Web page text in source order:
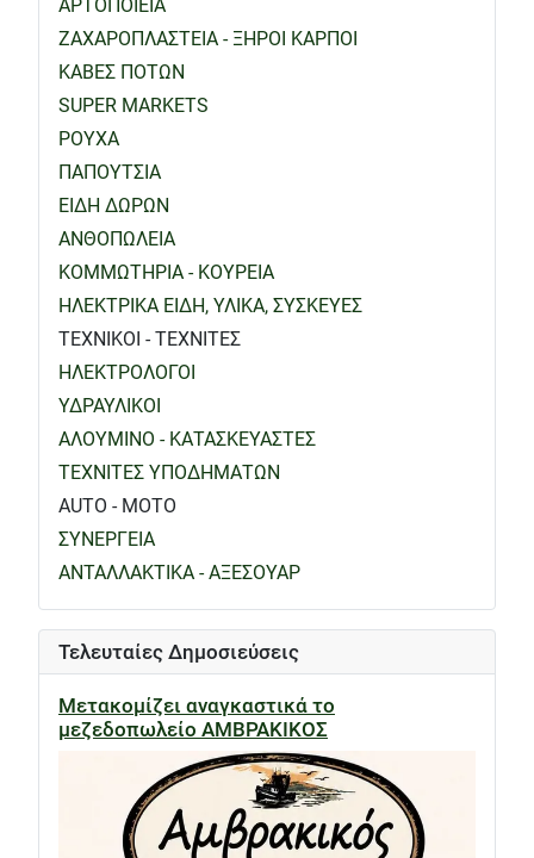
ΑΡΤΟΠΟΙΕΙΑ
ΖΑΧΑΡΟΠΛΑΣΤΕΙΑ - ΞΗΡΟΙ ΚΑΡΠΟΙ
ΚΑΒΕΣ ΠΟΤΩΝ
SUPER MARKETS
ΡΟΥΧΑ
ΠΑΠΟΥΤΣΙΑ
ΕΙΔΗ ΔΩΡΩΝ
ΑΝΘΟΠΩΛΕΙΑ
ΚΟΜΜΩΤΗΡΙΑ - ΚΟΥΡΕΙΑ
ΗΛΕΚΤΡΙΚΑ ΕΙΔΗ, ΥΛΙΚΑ, ΣΥΣΚΕΥΕΣ
ΤΕΧΝΙΚΟΙ - ΤΕΧΝΙΤΕΣ
ΗΛΕΚΤΡΟΛΟΓΟΙ
ΥΔΡΑΥΛΙΚΟΙ
ΑΛΟΥΜΙΝΟ - ΚΑΤΑΣΚΕΥΑΣΤΕΣ
ΤΕΧΝΙΤΕΣ ΥΠΟΔΗΜΑΤΩΝ
AUTO - MOTO
ΣΥΝΕΡΓΕΙΑ
ΑΝΤΑΛΛΑΚΤΙΚΑ - ΑΞΕΣΟΥΑΡ
Τελευταίες Δημοσιεύσεις
Μετακομίζει αναγκαστικά το
μεζεδοπωλείο ΑΜΒΡΑΚΙΚΟΣ